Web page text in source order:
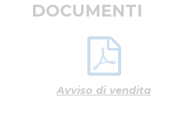
DOCUMENTI
Avviso di vendita